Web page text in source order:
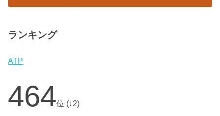
ランキング
ATP
464位 (↓2)